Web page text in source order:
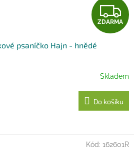
Z
D
R
M
A
ZDARMA
psaníčko Hajn - hnědé
Skladem
Do košíku
Kód: 162601R